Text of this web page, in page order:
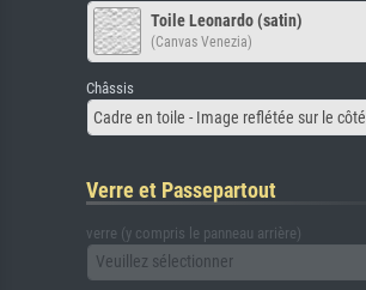
Toile Leonardo (satin)
(Canvas Venezia)
Châssis
Cadre en toile - Image reflétée sur le côté
Verre et Passepartout
verre (y compris le panneau arrière)
Veuillez sélectionner